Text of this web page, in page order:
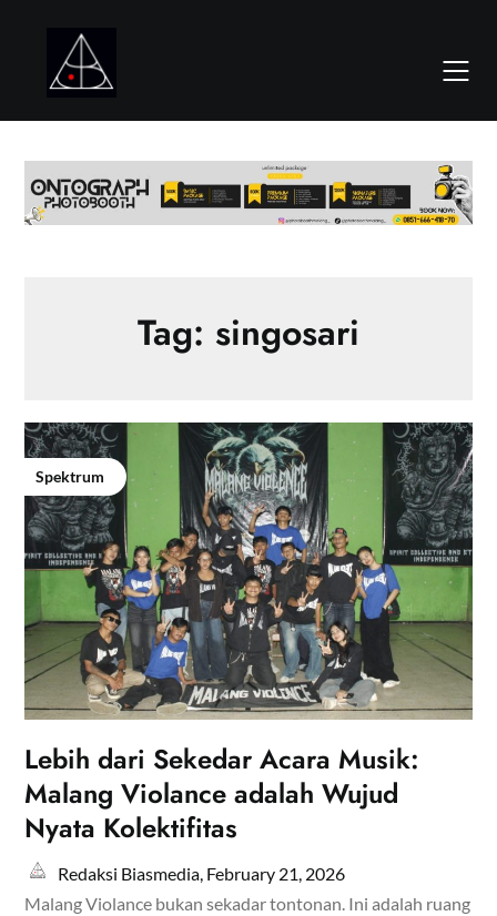
Tag: singosari
Spektrum
Lebih dari Sekedar Acara Musik:
Malang Violance adalah Wujud
Nyata Kolektifitas
Redaksi Biasmedia, February 21, 2026
Malang Violance bukan sekadar tontonan. Ini adalah ruang